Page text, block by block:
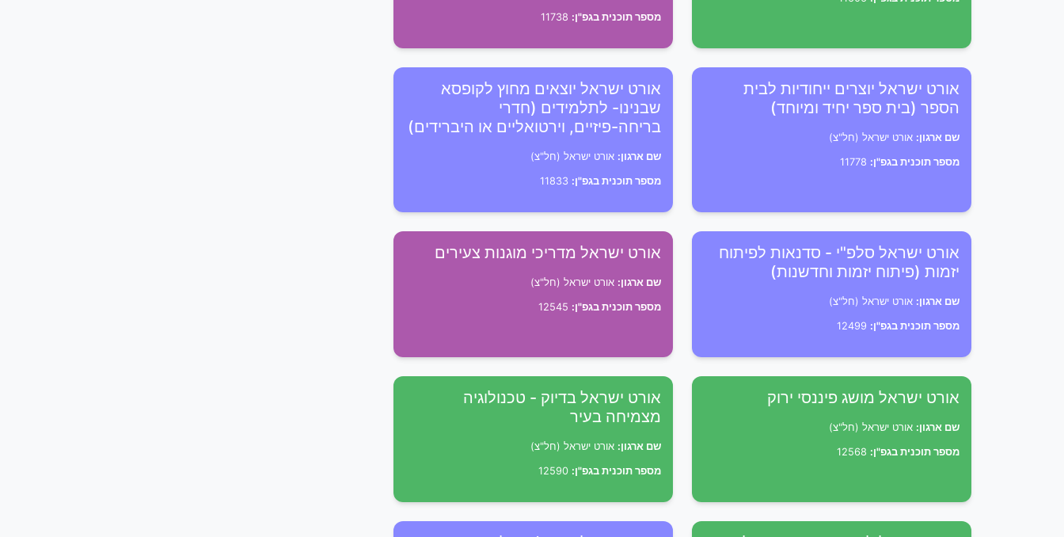
מספר תוכנית בגפ"ן:
אורט ישראל יוצרים ייחודיות לבית
הספר (בית ספר יחיד ומיוחד)
שם ארגון: אורט ישראל (חל"צ)
מספר תוכנית בגפ"ן:
אורט ישראל יוצאים מחוץ לקופסא
שבנינו- לתלמידים (חדרי
בריחה-פיזיים, וירטואליים או היברידים)
שם ארגון: אורט ישראל (חל"צ)
מספר תוכנית בגפ"ן:
אורט ישראל סלפ"י - סדנאות לפיתוח
יזמות (פיתוח יזמות וחדשנות)
שם ארגון: אורט ישראל (חל"צ)
מספר תוכנית בגפ"ן:
אורט ישראל מדריכי מוגנות צעירים
שם ארגון: אורט ישראל (חל"צ)
מספר תוכנית בגפ"ן:
אורט ישראל מושג פיננסי ירוק
שם ארגון: אורט ישראל (חל"צ)
מספר תוכנית בגפ"ן:
אורט ישראל בדיוק - טכנולוגיה
מצמיחה בעיר
שם ארגון: אורט ישראל (חל"צ)
מספר תוכנית בגפ"ן: